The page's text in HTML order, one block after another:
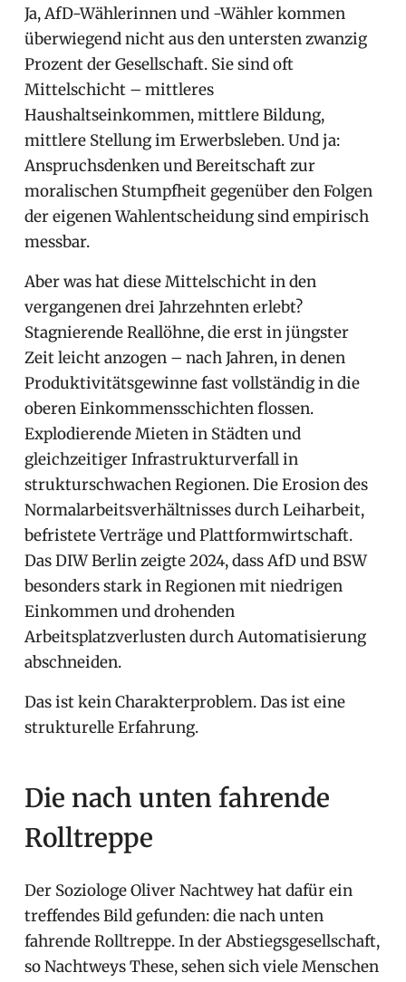
Ja, AfD-Wählerinnen und -Wähler kommen
überwiegend nicht aus den untersten zwanzig
Prozent der Gesellschaft. Sie sind oft
Mittelschicht – mittleres
Haushaltseinkommen, mittlere Bildung,
mittlere Stellung im Erwerbsleben. Und ja:
Anspruchsdenken und Bereitschaft zur
moralischen Stumpfheit gegenüber den Folgen
der eigenen Wahlentscheidung sind empirisch
messbar.
Aber was hat diese Mittelschicht in den
vergangenen drei Jahrzehnten erlebt?
Stagnierende Reallöhne, die erst in jüngster
Zeit leicht anzogen – nach Jahren, in denen
Produktivitätsgewinne fast vollständig in die
oberen Einkommensschichten flossen.
Explodierende Mieten in Städten und
gleichzeitiger Infrastrukturverfall in
strukturschwachen Regionen. Die Erosion des
Normalarbeitsverhältnisses durch Leiharbeit,
befristete Verträge und Plattformwirtschaft.
Das DIW Berlin zeigte 2024, dass AfD und BSW
besonders stark in Regionen mit niedrigen
Einkommen und drohenden
Arbeitsplatzverlusten durch Automatisierung
abschneiden.
Das ist kein Charakterproblem. Das ist eine
strukturelle Erfahrung.
Die nach unten fahrende
Rolltreppe
Der Soziologe Oliver Nachtwey hat dafür ein
treffendes Bild gefunden: die nach unten
fahrende Rolltreppe. In der Abstiegsgesellschaft,
so Nachtweys These, sehen sich viele Menschen